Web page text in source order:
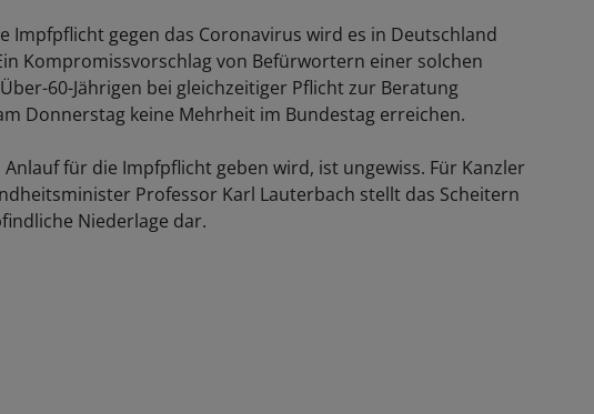
Impfpflicht gegen das Coronavirus wird es in Deutschland
Kompromissvorschlag von Befürwortern einer solchen
60-Jährigen bei gleichzeitiger Pflicht zur Beratung
Donnerstag keine Mehrheit im Bundestag erreichen.
für die Impfpflicht geben wird, ist ungewiss. Für Kanzler
Professor Karl Lauterbach stellt das Scheitern
Niederlage dar.